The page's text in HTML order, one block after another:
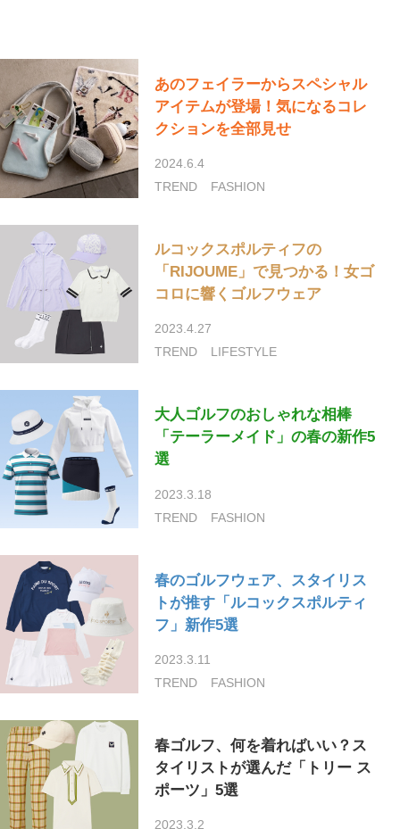
あのフェイラーからスペシャル
アイテムが登場！気になるコレ
クションを全部見せ
2024.6.4
TREND
FASHION
ルコックスポルティフの
「RIJOUME」で見つかる！女ゴ
コロに響くゴルフウェア
2023.4.27
TREND
LIFESTYLE
大人ゴルフのおしゃれな相棒
「テーラーメイド」の春の新作5
選
2023.3.18
TREND
FASHION
春のゴルフウェア、スタイリス
トが推す「ルコックスポルティ
フ」新作5選
2023.3.11
TREND
FASHION
春ゴルフ、何を着ればいい？ス
タイリストが選んだ「トリー ス
ポーツ」5選
2023.3.2